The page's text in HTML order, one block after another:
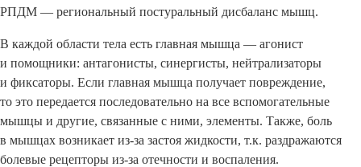
РПДМ — региональный постуральный дисбаланс мышц.
В каждой области тела есть главная мышца — агонист
и помощники: антагонисты, синергисты, нейтрализаторы
и фиксаторы. Если главная мышца получает повреждение,
то это передается последовательно на все вспомогательные
мышцы и другие, связанные с ними, элементы. Также, боль
в мышцах возникает из-за застоя жидкости, т.к. раздражаются
болевые рецепторы из-за отечности и воспаления.